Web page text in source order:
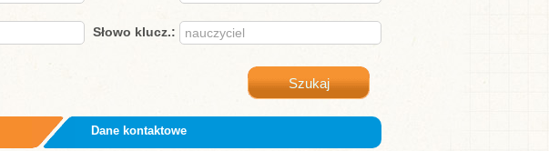
Słowo klucz.:
Dane kontaktowe